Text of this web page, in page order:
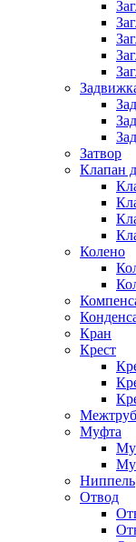
Затвор
Клапан
Колено
Кран
Крест
Муфта
Ниппель
Отвод